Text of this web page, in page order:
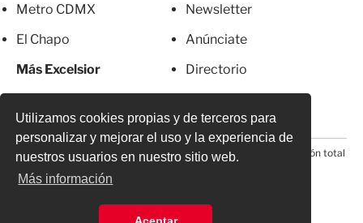
Utilizamos cookies propias y de terceros para
personalizar y mejorar el uso y la experiencia de
nuestros usuarios en nuestro sitio web.
Más información
Metro CDMX
El Chapo
Más Excelsior
Newsletter
Anúnciate
Directorio
© 2026 Todos los derechos reservados. Prohibida la reproducción total
o parcial, incluyendo cualquier medio electrónico*